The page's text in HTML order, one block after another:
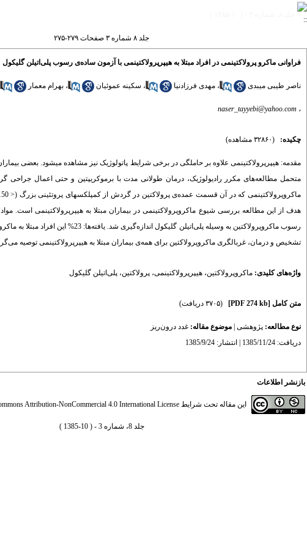
جلد ۸ شماره ۳ صفحات ۲۷۹-۲۷۵
فراوانی ماکرو پرولاکتینمی در افراد مبتلا به هیپرپرولاکتینمی با آزمون ساده‌ی رسوب پلی‌اتیلن گلیکول
ناصر طیبی میبدی ، مهدی فرزادنیا ، سکینه عموئیان ، بهرام معمار
، naser_tayyebi@yahoo.com
چکیده: (۳۲۸۶۰ مشاهده)
مقدمه: هیپرپرولاکتینمی علاوه بر حاملگی در برخی شرایط پاتولوژیک نیز مشاهده میشود. بعضی
متحمل مطالعه‌های مکرر رادیولوژیک، درمان طولانی مدت با برموکریپتین و حتی اعمال جراحی
رسوب ماکروپرولاکتین به وسیله
تشخیص و درمان، غربالگری ماکروپرولاکتین برای همه‌ی بیماران مبتلا به هیپرپرولاکتینمی توصیه
واژه‌های کلیدی: ماکروپرولاکتین، هیپرپرولاکتینمی، پرولاکتین، پلی‌اتیلن گلیکول
متن کامل [PDF 274 kb] (۳۷۰۵ دریافت)
نوع مطالعه: پژوهشی موضوع مقاله: غدد درون‌ریز
دریافت: 1385/11/24 | انتشار: 1385/9/24
بازنشر اطلاعات
این مقاله تحت شرایط Attribution-NonCommercial 4.0 International License
جلد 8، شماره 3 - ( 10-1385 )